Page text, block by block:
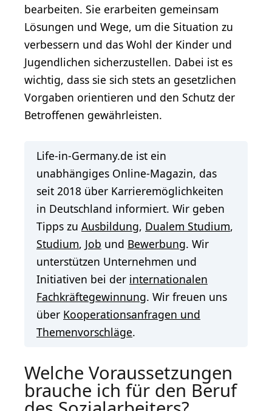
bearbeiten. Sie erarbeiten gemeinsam
Lösungen und Wege, um die Situation zu
verbessern und das Wohl der Kinder und
Jugendlichen sicherzustellen. Dabei ist es
wichtig, dass sie sich stets an gesetzlichen
Vorgaben orientieren und den Schutz der
Betroffenen gewährleisten.
Life-in-Germany.de ist ein
unabhängiges Online-Magazin, das
seit 2018 über Karrieremöglichkeiten
in Deutschland informiert. Wir geben
Tipps zu Ausbildung, Dualem Studium,
Studium, Job und Bewerbung. Wir
unterstützen Unternehmen und
Initiativen bei der internationalen
Fachkräftegewinnung. Wir freuen uns
über Kooperationsanfragen und
Themenvorschläge.
Welche Voraussetzungen
brauche ich für den Beruf